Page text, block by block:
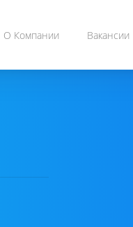
О Компании Вакансии